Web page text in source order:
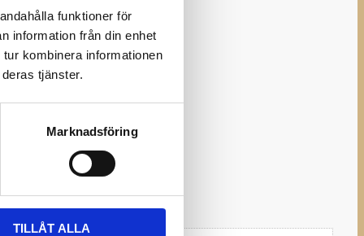
funktioner för
information från din enhet
kombinera informationen
tjänster.
Marknadsföring
TILLÅT ALLA